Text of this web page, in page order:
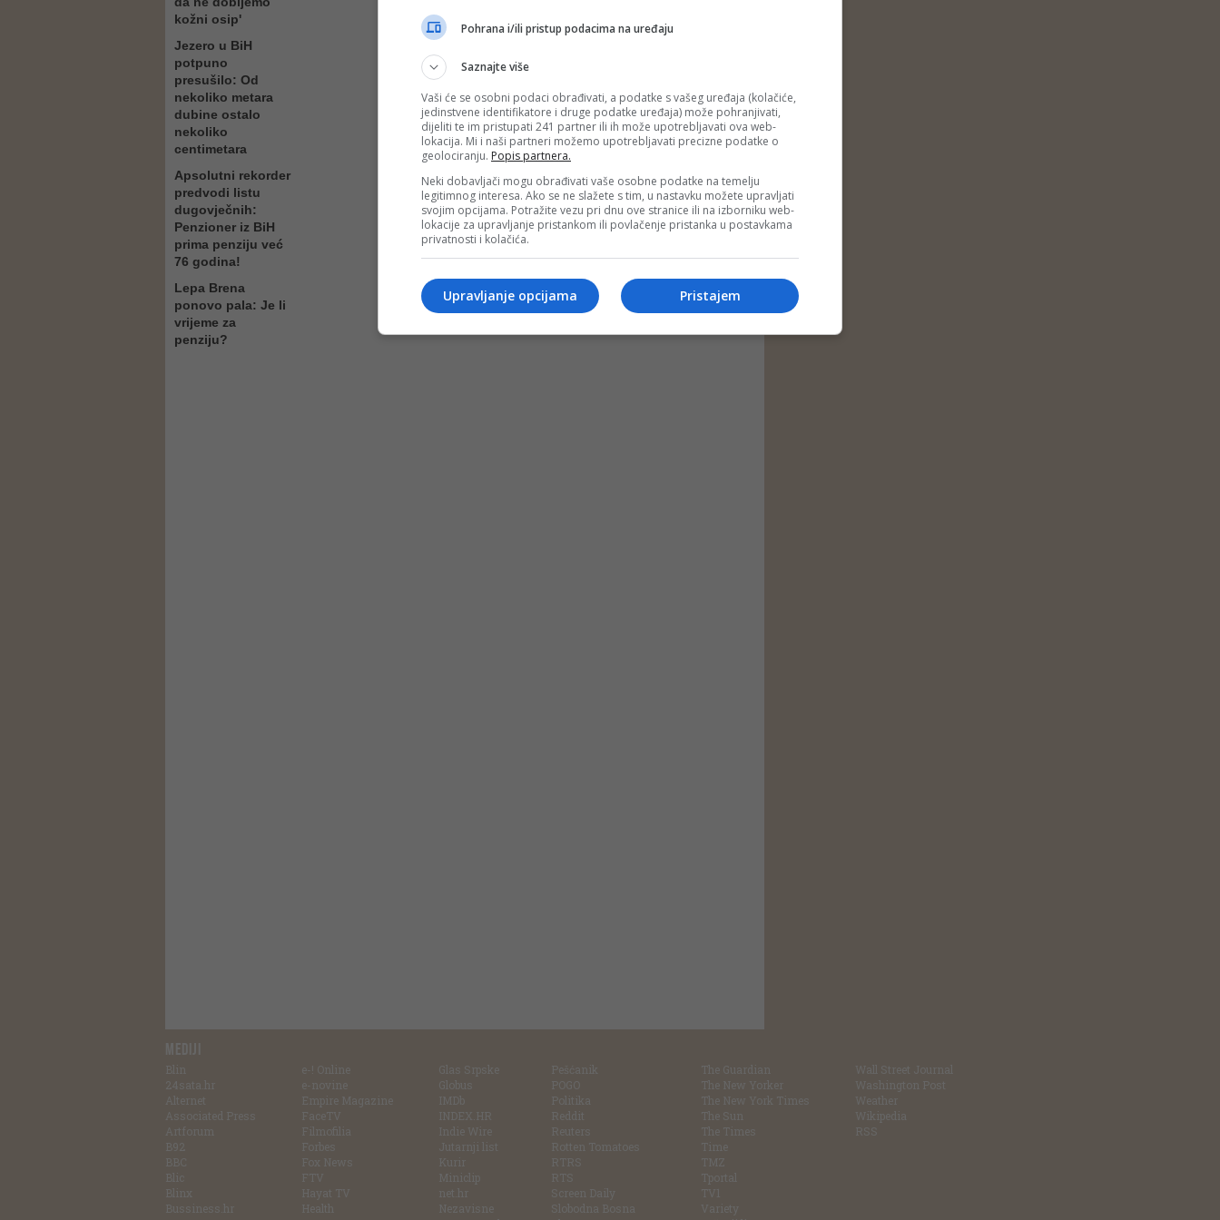
kožni osip'
Jezero u BiH
potpuno
presušilo: Od
nekoliko metara
dubine ostalo
nekoliko
centimetara
Apsolutni rekorder
predvodi listu
dugovječnih:
Penzioner iz BiH
prima penziju već
76 godina!
Lepa Brena
ponovo pala: Je li
vrijeme za
penziju?
MEDIJI
Blin
24sata.hr
Alternet
Associated Press
Artforum
B92
BBC
Blic
Blinx
Bussiness.hr
e-! Online
e-novine
Empire Magazine
FaceTV
Filmofilia
Forbes
Fox News
FTV
Hayat TV
Health
Glas Srpske
Globus
IMDb
INDEX.HR
Indie Wire
Jutarnji list
Kurir
Miniclip
net.hr
Nezavisne
Pešćanik
POGO
Politika
Reddit
Reuters
Rotten Tomatoes
RTRS
RTS
Screen Daily
Slobodna Bosna
The Guardian
The New Yorker
The New York Times
The Sun
The Times
Time
TMZ
Tportal
TV1
Variety
Wall Street Journal
Washington Post
Weather
Wikipedia
RSS
Pohrana i/ili pristup podacima na uređaju
Saznajte više
Vaši će se osobni podaci obrađivati, a podatke s vašeg uređaja (kolačiće,
jedinstvene identifikatore i druge podatke uređaja) može pohranjivati,
dijeliti te im pristupati 241 partner ili ih može upotrebljavati ova web-
lokacija. Mi i naši partneri možemo upotrebljavati precizne podatke o
geolociranju. Popis partnera.
Neki dobavljači mogu obrađivati vaše osobne podatke na temelju
legitimnog interesa. Ako se ne slažete s tim, u nastavku možete upravljati
svojim opcijama. Potražite vezu pri dnu ove stranice ili na izborniku web-
lokacije za upravljanje pristankom ili povlačenje pristanka u postavkama
privatnosti i kolačića.
Pristajem
Upravljanje opcijama